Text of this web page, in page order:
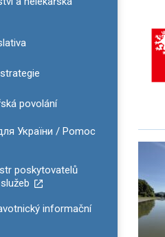
pro Ošetřovatelství a nelékařská
pro Právo a legislativa
pro Programy a strategie
pro Věda a lékařská povolání
povolání
pro Допомога для України /
України / Pomoc
poskytovatelů
informační